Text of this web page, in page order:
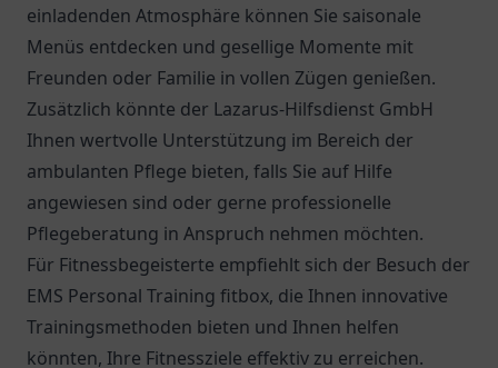
einladenden Atmosphäre können Sie saisonale
Menüs entdecken und gesellige Momente mit
Freunden oder Familie in vollen Zügen genießen.
Zusätzlich könnte der Lazarus-Hilfsdienst GmbH
Ihnen wertvolle Unterstützung im Bereich der
ambulanten Pflege bieten, falls Sie auf Hilfe
angewiesen sind oder gerne professionelle
Pflegeberatung in Anspruch nehmen möchten.
Für Fitnessbegeisterte empfiehlt sich der Besuch der
EMS Personal Training fitbox, die Ihnen innovative
Trainingsmethoden bieten und Ihnen helfen
könnten, Ihre Fitnessziele effektiv zu erreichen.